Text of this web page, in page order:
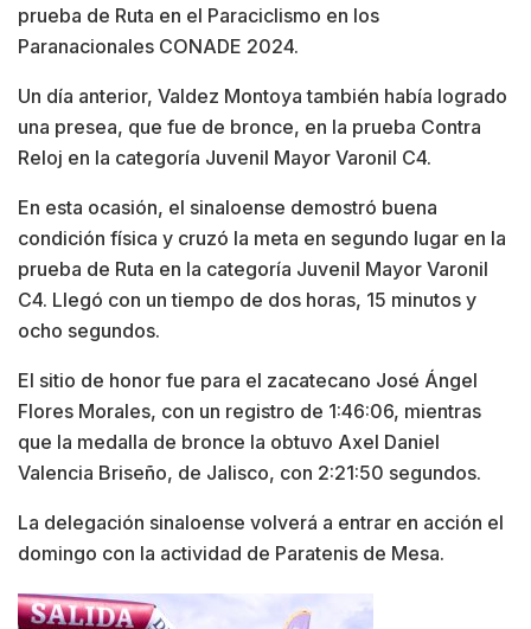
prueba de Ruta en el Paraciclismo en los
Paranacionales CONADE 2024.
Un día anterior, Valdez Montoya también había logrado
una presea, que fue de bronce, en la prueba Contra
Reloj en la categoría Juvenil Mayor Varonil C4.
En esta ocasión, el sinaloense demostró buena
condición física y cruzó la meta en segundo lugar en la
prueba de Ruta en la categoría Juvenil Mayor Varonil
C4. Llegó con un tiempo de dos horas, 15 minutos y
ocho segundos.
El sitio de honor fue para el zacatecano José Ángel
Flores Morales, con un registro de 1:46:06, mientras
que la medalla de bronce la obtuvo Axel Daniel
Valencia Briseño, de Jalisco, con 2:21:50 segundos.
La delegación sinaloense volverá a entrar en acción el
domingo con la actividad de Paratenis de Mesa.